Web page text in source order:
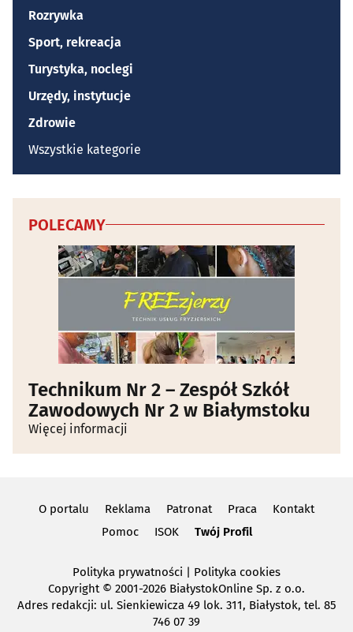
Rozrywka
Sport, rekreacja
Turystyka, noclegi
Urzędy, instytucje
Zdrowie
Wszystkie kategorie
POLECAMY
Technikum Nr 2 – Zespół Szkół
Zawodowych Nr 2 w Białymstoku
Więcej informacji
O portalu Reklama Patronat Praca
Kontakt
Pomoc
ISOK Twój Profil
Polityka prywatności | Polityka cookies
Copyright© 2001-2026 BiałystokOnline Sp. z o.o.
Adres redakcji: ul. Sienkiewicza 49 lok. 311, Białystok, tel. 85
746 07 39